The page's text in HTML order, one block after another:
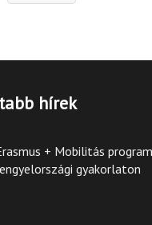
hírek
+ Mobilitás
gyakorlaton